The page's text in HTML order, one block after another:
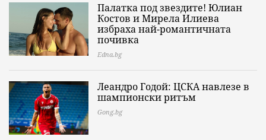
Палатка под звездите! Юлиан
Костов и Мирела Илиева
избраха най-романтичната
почивка
Edna.bg
Леандро Годой: ЦСКА навлезе в
шампионски ритъм
Gong.bg